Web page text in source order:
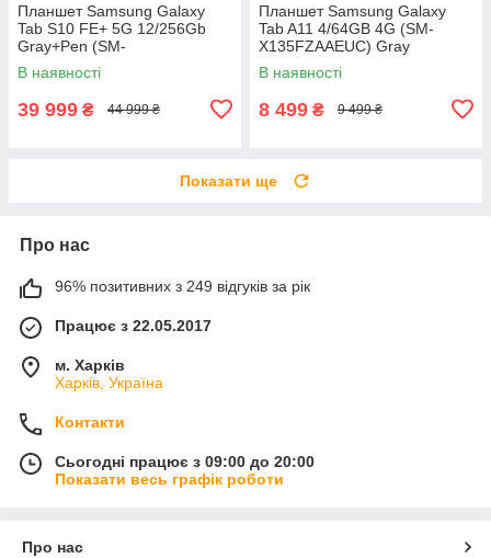
Планшет Samsung Galaxy
Tab S10 FE+ 5G 12/256Gb
Gray+Pen (SM-
X626BZAPEUC)
В наявності
39 999 ₴ 44 999 ₴
Планшет Samsung Galaxy
Tab A11 4/64GB 4G (SM-
X135FZAAEUC) Gray
В наявності
8 499 ₴ 9 499 ₴
Показати ще
Про нас
96% позитивних з 249 відгуків за рік
Працює з 22.05.2017
м. Харків
Харків, Україна
Контакти
Сьогодні працює з 09:00 до 20:00
Показати весь графік роботи
Про нас